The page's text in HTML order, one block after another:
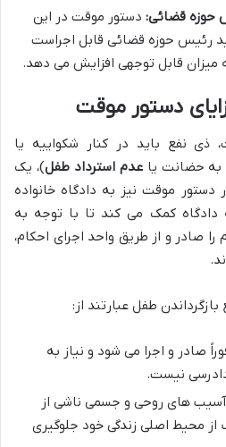
حوزه قضائی: دستور موقت در این
رئیس حوزه قضائی قابل اجراست
میزان قابل توجهی افزایش می دهد.
دستور موقت
ذی نفع باید در کنار شکواییه یا
به حضانت یاعدم استرداد طفل)، یک
دستور موقت نیز به دادگاه خانواده
دادگاه کمک می کند تا با توجه به
را صادر و از طریق واحد اجرای احکام،
طفل عبارتند از:
صادر و اجرا می شود و نیاز به
نیست.
آسیب های روحی و جسمی ناشی از
محیط اصلی زندگی خود جلوگیری